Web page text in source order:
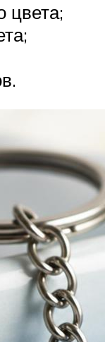
цвета;